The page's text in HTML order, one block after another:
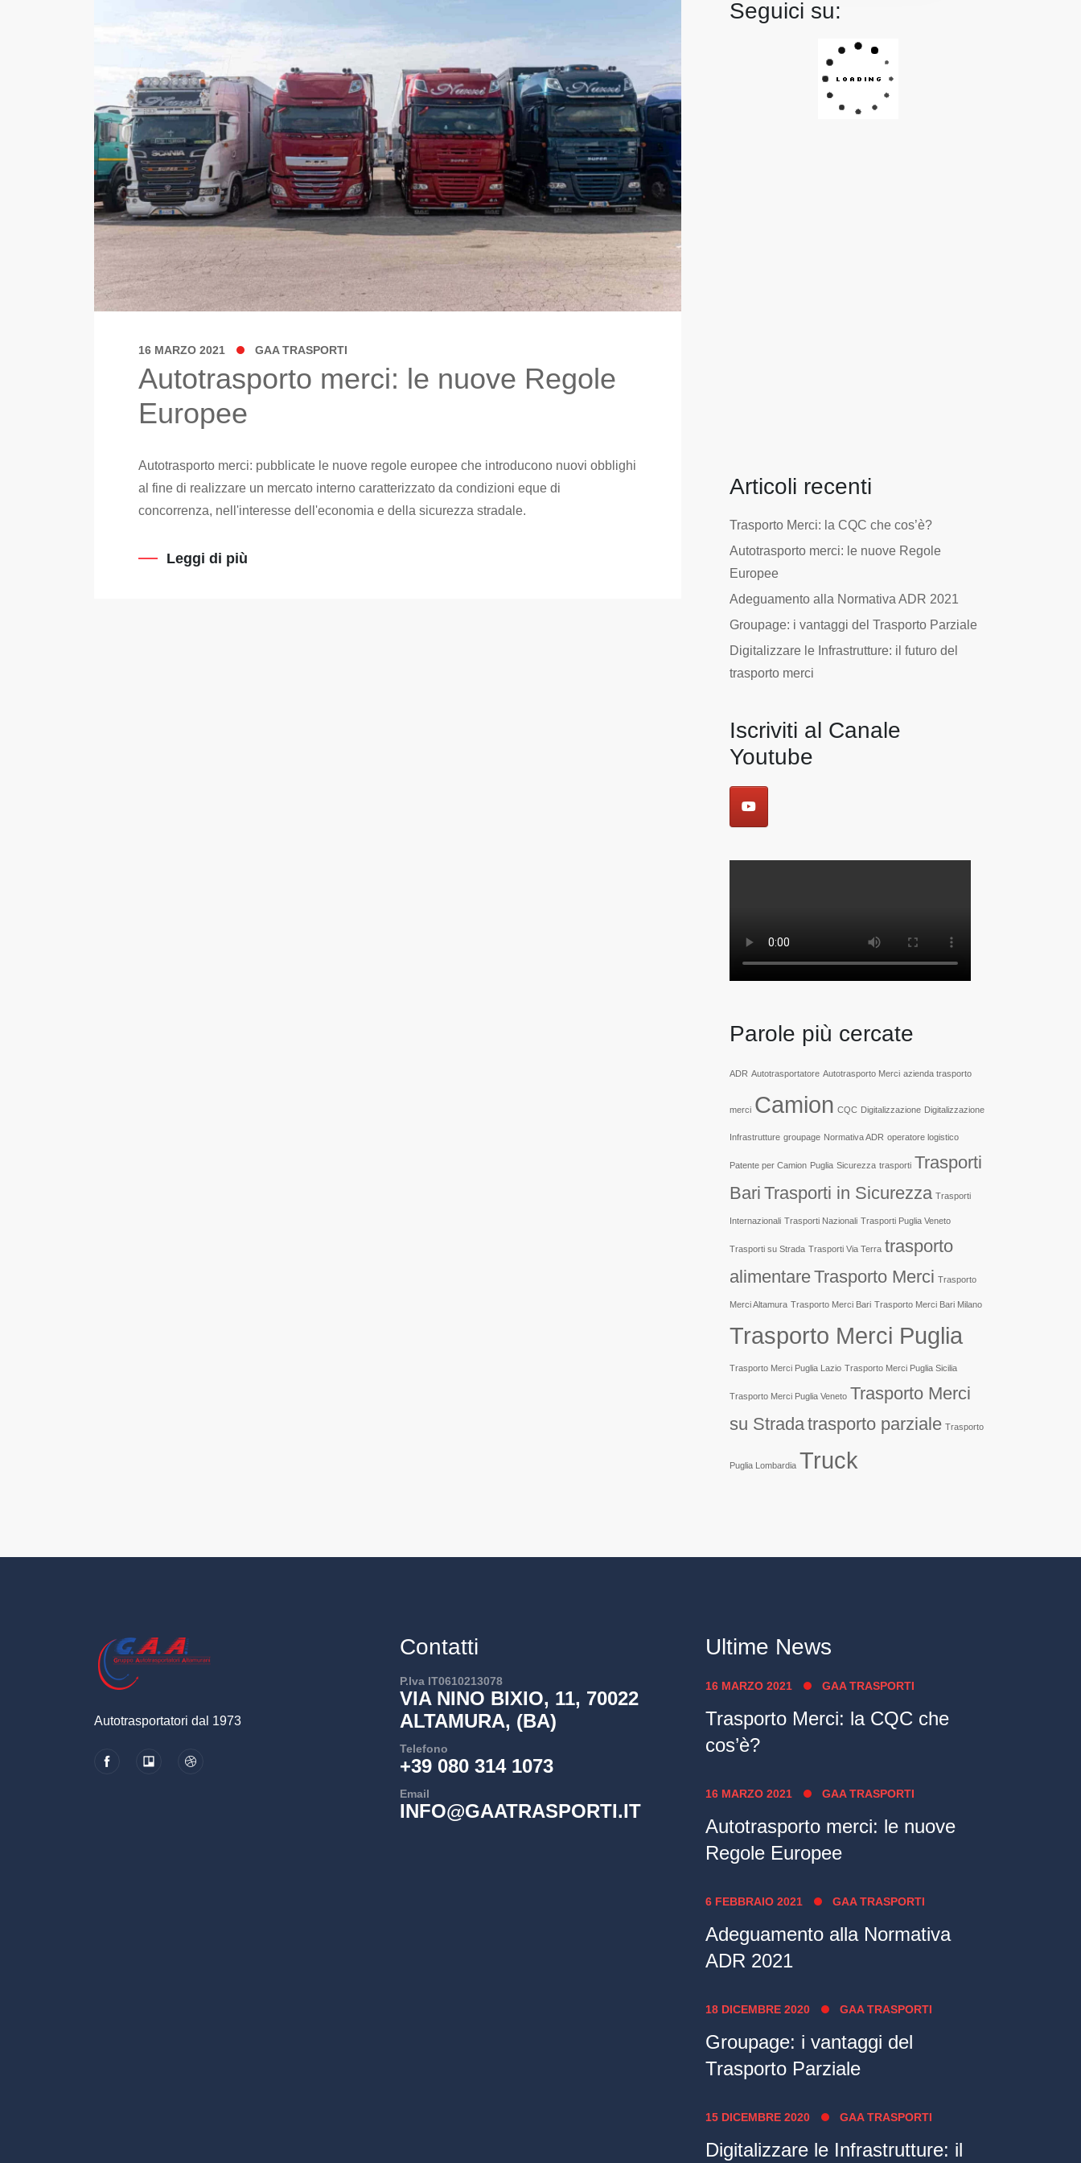
16 MARZO 2021 GAA TRASPORTI
Autotrasporto merci: le nuove Regole
Europee
Autotrasporto merci: pubblicate le nuove regole europee che introducono nuovi obblighi
al fine di realizzare un mercato interno caratterizzato da condizioni eque di
concorrenza, nell'interesse dell'economia e della sicurezza stradale.
Leggi di più
Seguici su:
Articoli recenti
Trasporto Merci: la CQC che cos’è?
Autotrasporto merci: le nuove Regole
Europee
Adeguamento alla Normativa ADR 2021
Groupage: i vantaggi del Trasporto Parziale
Digitalizzare le Infrastrutture: il futuro del
trasporto merci
Iscriviti al Canale
Youtube
Parole più cercate
ADR Autotrasportatore Autotrasporto Merci azienda trasporto
merci Camion CQC Digitalizzazione Digitalizzazione
Infrastrutture groupage Normativa ADR operatore logistico
Patente per Camion Puglia Sicurezza trasporti Trasporti
Bari Trasporti in Sicurezza Trasporti
Internazionali Trasporti Nazionali Trasporti Puglia Veneto
Trasporti su Strada Trasporti Via Terra trasporto
alimentareTrasporto Merci Trasporto
Merci Altamura Trasporto Merci Bari Trasporto Merci Bari Milano
Trasporto Merci Puglia
Trasporto Merci Puglia Lazio Trasporto Merci Puglia Sicilia
Trasporto Merci Puglia Veneto Trasporto Merci
su Stradatrasporto parziale Trasporto
Puglia Lombardia Truck
Autotrasportatori dal 1973
Contatti
P.Iva IT0610213078
VIA NINO BIXIO, 11, 70022
ALTAMURA, (BA)
Telefono
+39 080 314 1073
Email
INFO@GAATRASPORTI.IT
Ultime News
16 MARZO 2021 GAA TRASPORTI
Trasporto Merci: la CQC che
cos’è?
16 MARZO 2021 GAA TRASPORTI
Autotrasporto merci: le nuove
Regole Europee
6 FEBBRAIO 2021 GAA TRASPORTI
Adeguamento alla Normativa
ADR 2021
18 DICEMBRE 2020 GAA TRASPORTI
Groupage: i vantaggi del
Trasporto Parziale
15 DICEMBRE 2020 GAA TRASPORTI
Digitalizzare le Infrastrutture: il